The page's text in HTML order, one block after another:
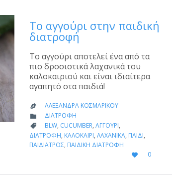
Το αγγούρι στην παιδική
διατροφή
Το αγγούρι αποτελεί ένα από τα
πιο δροσιστικά λαχανικά του
καλοκαιριού και είναι ιδιαίτερα
αγαπητό στα παιδιά!
 ΑΛΕΞΆΝΔΡΑ ΚΟΣΜΑΡΊΚΟΥ
 CATEGORY
ΔΙΑΤΡΟΦΉ
 CATEGORY
BLW, CUCUMBER, ΑΓΓΟΎΡΙ,
ΔΙΑΤΡΟΦΉ, ΚΑΛΟΚΑΊΡΙ, ΛΑΧΑΝΙΚΆ, ΠΑΙΔΊ,
ΠΑΙΔΊΑΤΡΟΣ, ΠΑΙΔΙΚΉ ΔΙΑΤΡΟΦΉ

LOVE
IT
0